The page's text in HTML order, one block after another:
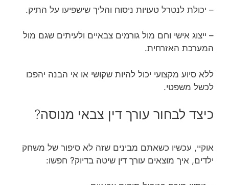
– יכולת לנטרל טעויות ניסוח והליך שישפיעו על התיק.
– ייצוג אישי וחם מול גורמים צבאיים ולעיתים שגם מול
המערכת האזרחית.
ללא סיוע מקצועי יכול להיות שקושי או אי הבנה יהפכו
לכשל משפטי.
כיצד לבחור עורך דין צבאי מנוסה?
אוקיי, עכשיו כשאתם מבינים שזה לא סיפור של משחק
ילדים, איך מוצאים עורך דין שיטה בדיוק? חפשו: